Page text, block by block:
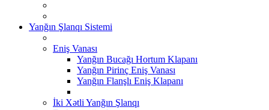
Yanğın Şlanqı Sistemi
Eniş Vanası
Yanğın Bucağı Hortum Klapanı
Yanğın Pirinç Eniş Vanası
Yanğın Flanşlı Eniş Klapanı
İki Xətli Yanğın Şlanqı